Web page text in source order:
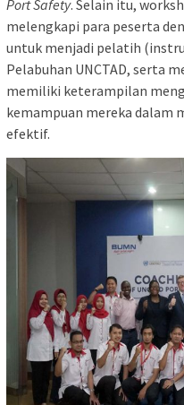
Port Safety. Selain itu,
melengkapi para peserta
untuk menjadi pelatih
Pelabuhan UNCTAD, serta
memiliki keterampilan
kemampuan mereka dalam
efektif.